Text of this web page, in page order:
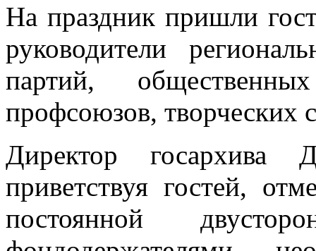
На праздник пришли
руководители
партий,
профсоюзов, творческих
Директор госархива
приветствуя гостей,
постоянной